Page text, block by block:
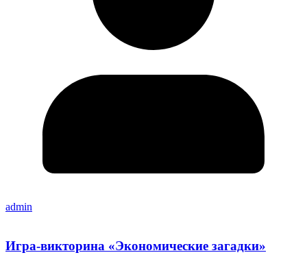
admin
Игра-викторина «Экономические загадки»